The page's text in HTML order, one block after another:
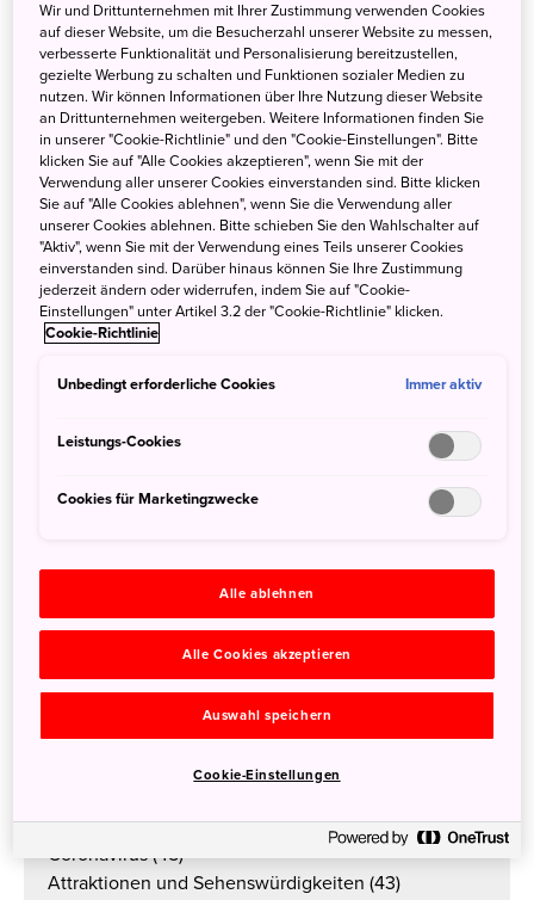
Immer wieder kommen dabei spannenden Reiseberichte
und Einblicke heraus, die viele Facetten Japans
beleuchten, in verschiedenen Formaten und Medien, die
unsere Kooperationspartner nutzen – es gibt Texte, es gibt
Inhalte auf allen möglichen Social Media-Kanälen, Filme
und Podcasts.
Hier geht’s zur neuen LandingpageMit anderen Augen:
auf Japan Reise mit Kreativenmit vielen spannenden
Japan Beiträgen von zahlreichen Japan Fans wie Janina
Uhse, iheartalice, Palina & Max, 22nd Places, und Yoko –
lost in Japan.
Für die Reisebranche (119)
Für Medien (74)
Japan in Deutschland (66)
Pressemitteilung (62)
Wichtige Reiseinformationen (52)
Anime- und Popkultur (46)
Coronavirus (45)
Attraktionen und Sehenswürdigkeiten (43)
Wir und Drittunternehmen mit Ihrer Zustimmung verwenden Cookies
auf dieser Website, um die Besucherzahl unserer Website zu messen,
verbesserte Funktionalität und Personalisierung bereitzustellen,
gezielte Werbung zu schalten und Funktionen sozialer Medien zu
nutzen. Wir können Informationen über Ihre Nutzung dieser Website
an Drittunternehmen weitergeben. Weitere Informationen finden Sie
in unserer "Cookie-Richtlinie" und den "Cookie-Einstellungen". Bitte
klicken Sie auf "Alle Cookies akzeptieren", wenn Sie mit der
Verwendung aller unserer Cookies einverstanden sind. Bitte klicken
Sie auf "Alle Cookies ablehnen", wenn Sie die Verwendung aller
unserer Cookies ablehnen. Bitte schieben Sie den Wahlschalter auf
"Aktiv", wenn Sie mit der Verwendung eines Teils unserer Cookies
einverstanden sind. Darüber hinaus können Sie Ihre Zustimmung
jederzeit ändern oder widerrufen, indem Sie auf "Cookie-
Einstellungen" unter Artikel 3.2 der "Cookie-Richtlinie" klicken.
Cookie-Richtlinie
Unbedingt erforderliche Cookies Immer aktiv
Leistungs-Cookies
Cookies für Marketingzwecke
Alle ablehnen
Alle Cookies akzeptieren
Auswahl speichern
Cookie-Einstellungen